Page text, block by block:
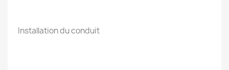
Installation du conduit